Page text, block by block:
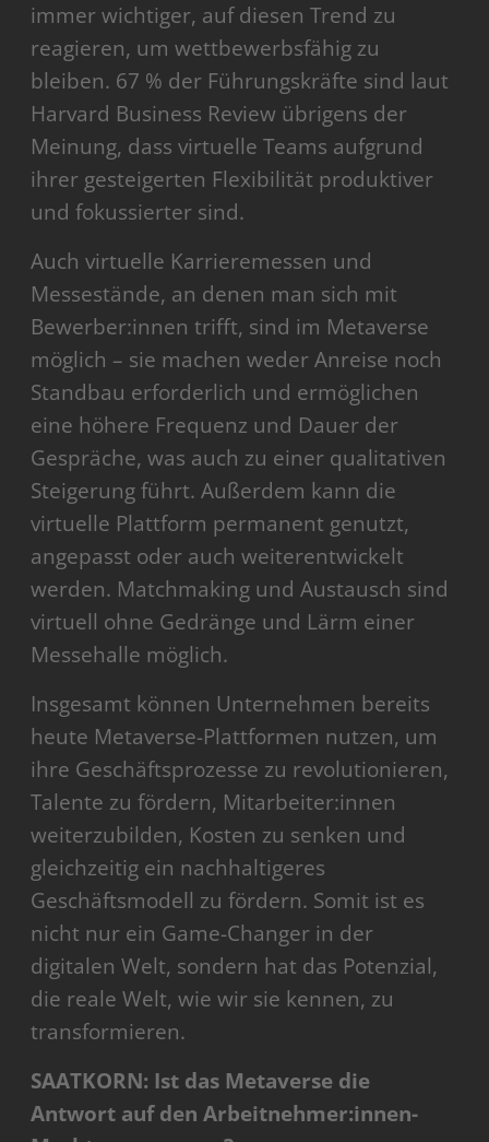
immer wichtiger, auf diesen Trend zu
reagieren, um wettbewerbsfähig zu
bleiben. 67 % der Führungskräfte sind laut
Harvard Business Review übrigens der
Meinung, dass virtuelle Teams aufgrund
ihrer gesteigerten Flexibilität produktiver
und fokussierter sind.
Auch virtuelle Karrieremessen und
Messestände, an denen man sich mit
Bewerber:innen trifft, sind im Metaverse
möglich – sie machen weder Anreise noch
Standbau erforderlich und ermöglichen
eine höhere Frequenz und Dauer der
Gespräche, was auch zu einer qualitativen
Steigerung führt. Außerdem kann die
virtuelle Plattform permanent genutzt,
angepasst oder auch weiterentwickelt
werden. Matchmaking und Austausch sind
virtuell ohne Gedränge und Lärm einer
Messehalle möglich.
Insgesamt können Unternehmen bereits
heute Metaverse-Plattformen nutzen, um
ihre Geschäftsprozesse zu revolutionieren,
Talente zu fördern, Mitarbeiter:innen
weiterzubilden, Kosten zu senken und
gleichzeitig ein nachhaltigeres
Geschäftsmodell zu fördern. Somit ist es
nicht nur ein Game-Changer in der
digitalen Welt, sondern hat das Potenzial,
die reale Welt, wie wir sie kennen, zu
transformieren.
SAATKORN: Ist das Metaverse die
Antwort auf den Arbeitnehmer:innen-